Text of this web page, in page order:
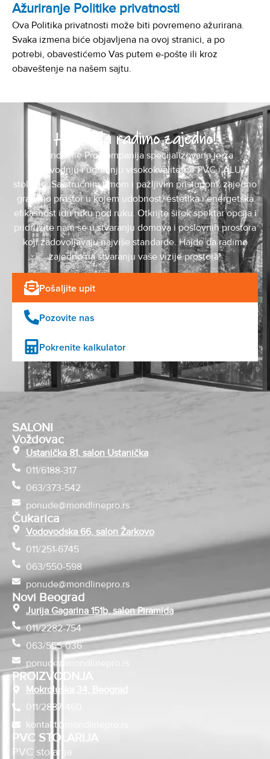
Ažuriranje Politike privatnosti
Ova Politika privatnosti može biti povremeno ažurirana.
Svaka izmena biće objavljena na ovoj stranici, a po
potrebi, obavestićemo Vas putem e-pošte ili kroz
obaveštenje na našem sajtu.
Hajde da radimo zajedno!
Mond Line Pro kompanija specijalizovana je za
proizvodnju i ugradnju visokokvalitetne PVC i ALU
stolarije. Sa stručnim timom i pažljivim pristupom, zajedno
gradimo prostor u kojem udobnost, estetika i energetska
efikasnost idu ruku pod ruku. Otkrijte širok spektar opcija i
pridružite nam se u stvaranju domova i poslovnih prostora
koji zadovoljavaju najviše standarde. Hajde da radimo
zajedno na stvaranju vaše vizije prostora!
Pošaljite upit
Pozovite nas
Pokrenite kalkulator
SALONI
Voždovac
Ustanička 81, salon Ustanička
011/6188-317
063/373-542
ponude@mondlinepro.rs
Čukarica
Vodovodska 66, salon Žarkovo
011/251-6745
063/550-598
ponude@mondlinepro.rs
Novi Beograd
Jurija Gagarina 151b, salon Piramida
011/2282-754
063/555-036
ponude@mondlinepro.rs
PROIZVODNJA
Mokroluška 34, Beograd
011/2887-460
kontakt@mondlinepro.rs
PVC STOLARIJA
PVC stolarija